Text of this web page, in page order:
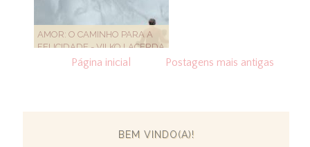
AMOR: O CAMINHO PARA A
FELICIDADE - VILKO LACERDA
Postagens mais antigas
Página inicial
BEM VINDO(A)!